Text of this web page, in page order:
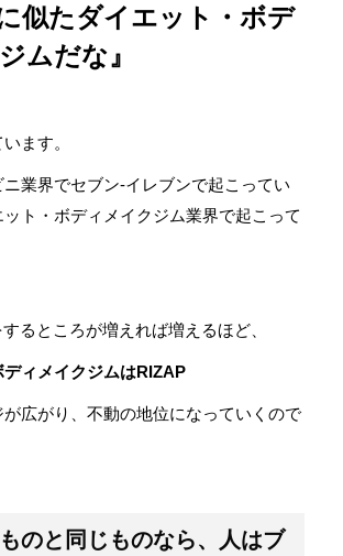
似たダイエット・ボデ
ムだな』
ます。
業界でセブン-イレブンで起こってい
ト・ボディメイクジム業界で起こって
るところが増えれば増えるほど、
ィメイクジムはRIZAP
が広がり、不動の地位になっていくので
のと同じものなら、人はブ